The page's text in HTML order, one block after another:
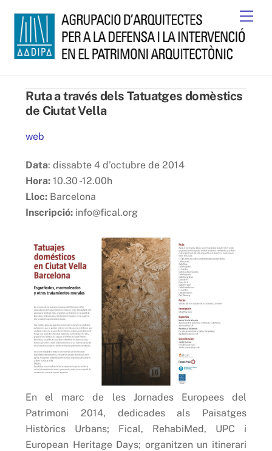
content
Ruta a través dels Tatuatges domèstics
de Ciutat Vella
web
Data: dissabte 4 d’octubre de 2014
Hora: 10.30 -12.00h
Lloc: Barcelona
Inscripció: info@fical.org
En el marc de les Jornades Europees del
Patrimoni 2014, dedicades als Paisatges
Històrics Urbans; Fical, RehabiMed, UPC i
European Heritage Days; organitzen un itinerari